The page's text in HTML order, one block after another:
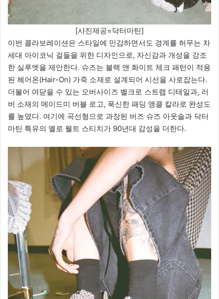
[사진제공=닥터마틴]
이번 콜라보레이션은 스타일에 민감하면서도 경계를 허무는 차
세대 아이코닉 걸들을 위한 디자인으로, 자신감과 개성을 강조
한 실루엣을 제안한다. 슈즈는 블랙 앤 화이트 체크 패턴이 적용
된 헤어온(Hair-On) 가죽 소재로 설계되어 시선을 사로잡는다.
더불어 여닫을 수 있는 오버사이즈 벨크로 스트랩 디테일과, 러
버 소재의 메이드미 버블 로고, 푹신한 패딩 앵클 칼라로 완성도
를 높였다. 여기에 곡선형으로 과장된 버즈 슈즈 아웃솔과 닥터
마틴 특유의 옐로 웰트 스티치가 90년대 감성을 더한다.